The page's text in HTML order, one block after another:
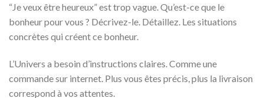
“Je veux être heureux” est trop vague. Qu’est-ce que le
bonheur pour vous ? Décrivez-le. Détaillez. Les situations
concrètes qui créent ce bonheur.
L’Univers a besoin d’instructions claires. Comme une
commande sur internet. Plus vous êtes précis, plus la livraison
correspond à vos attentes.